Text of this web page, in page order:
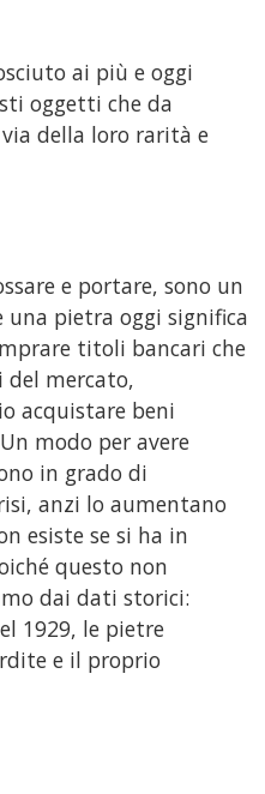
ai più e oggi
oggetti che da
della loro rarità e
e portare, sono un
pietra oggi significa
titoli bancari che
mercato,
acquistare beni
modo per avere
in grado di
anzi lo aumentano
esiste se si ha in
questo non
dai dati storici:
1929, le pietre
e il proprio